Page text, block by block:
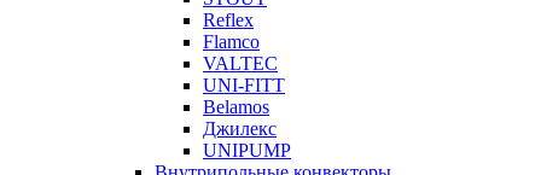
Reflex
Flamco
VALTEC
UNI-FITT
Belamos
Джилекс
UNIPUMP